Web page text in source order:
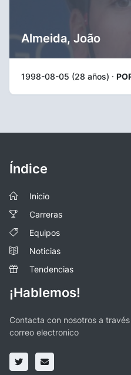
Almeida, João
1998-08-05 (28 años) ·
Índice
Inicio
Carreras
Equipos
Noticias
Tendencias
¡Hablemos!
Contacta con nosotros a
correo electronico